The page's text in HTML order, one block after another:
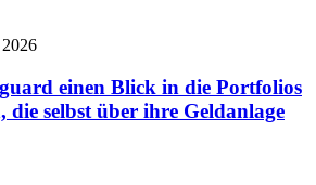
einen Blick in die Portfolios
die selbst über ihre Geldanlage